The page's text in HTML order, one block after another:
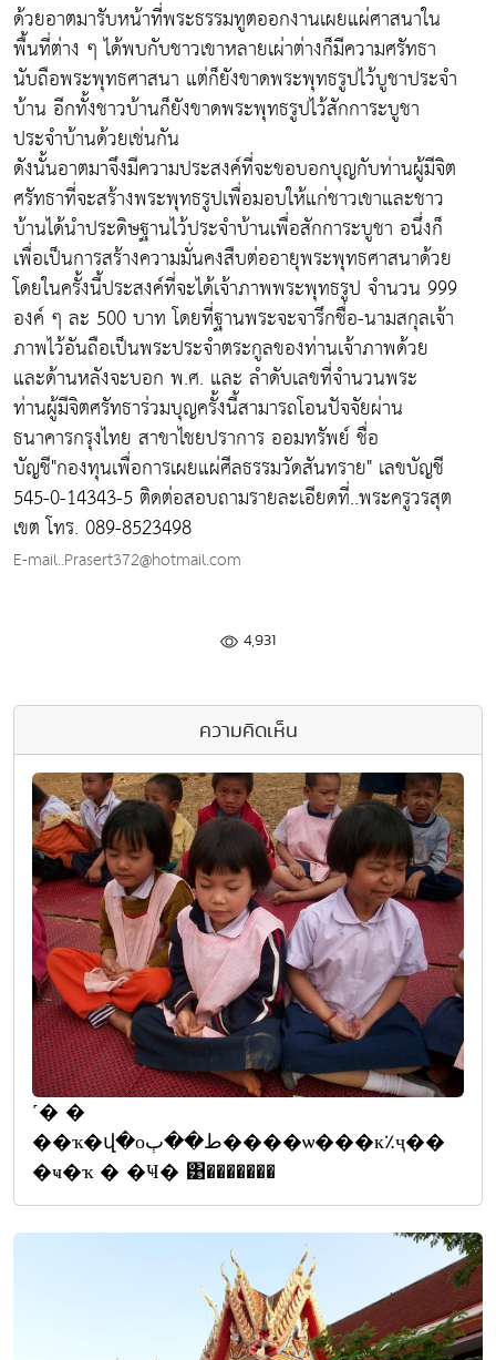
ด้วยอาตมารับหน้าที่พระธรรมทูตออกงานเผยแผ่ศาสนาใน
พื้นที่ต่าง ๆ ได้พบกับชาวเขาหลายเผ่าต่างก็มีความศรัทธา
นับถือพระพุทธศาสนา แต่ก็ยังขาดพระพุทธรูปไว้บูชาประจำ
บ้าน อีกทั้งชาวบ้านก็ยังขาดพระพุทธรูปไว้สักการะบูชา
ประจำบ้านด้วยเช่นกัน
ดังนั้นอาตมาจึงมีความประสงค์ที่จะขอบอกบุญกับท่านผู้มีจิต
ศรัทธาที่จะสร้างพระพุทธรูปเพื่อมอบให้แก่ชาวเขาและชาว
บ้านได้นำประดิษฐานไว้ประจำบ้านเพื่อสักการะบูชา อนึ่งก็
เพื่อเป็นการสร้างความมั่นคงสืบต่ออายุพระพุทธศาสนาด้วย
โดยในครั้งนี้ประสงค์ที่จะได้เจ้าภาพพระพุทธรูป จำนวน 999
องค์ ๆ ละ 500 บาท โดยที่ฐานพระจะจารึกชื่อ-นามสกุลเจ้า
ภาพไว้อันถือเป็นพระประจำตระกูลของท่านเจ้าภาพด้วย
และด้านหลังจะบอก พ.ศ. และ ลำดับเลขที่จำนวนพระ
ท่านผู้มีจิตศรัทธาร่วมบุญครั้งนี้สามารถโอนปัจจัยผ่าน
ธนาคารกรุงไทย สาขาไชยปราการ ออมทรัพย์ ชื่อ
บัญชี"กองทุนเพื่อการเผยแผ่ศีลธรรมวัดสันทราย" เลขบัญชี
545-0-14343-5 ติดต่อสอบถามรายละเอียดที่..พระครูวรสุต
เขต โทร. 089-8523498
E-mail..Prasert372@hotmail.com
4,931
ความคิดเห็น
˹� �
��ҡ�վ�оط��ٻ����ѡ���к٪ҷ��
�ҹ�ҡ � �Ҹ� ͹�������